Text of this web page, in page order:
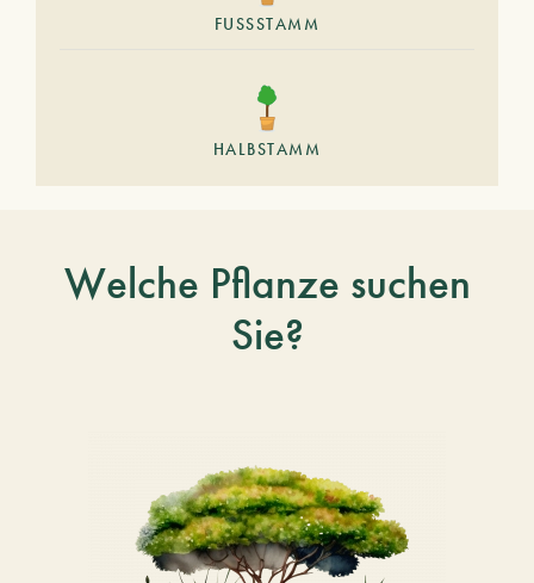
FUSSSTAMM
HALBSTAMM
Welche Pflanze suchen
Sie?